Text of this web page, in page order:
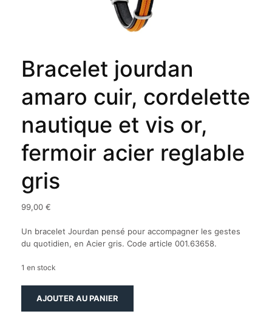
Bracelet jourdan
amaro cuir, cordelette
nautique et vis or,
fermoir acier reglable
gris
99,00 €
Un bracelet Jourdan pensé pour accompagner les gestes
du quotidien, en Acier gris. Code article 001.63658.
1 en stock
AJOUTER AU PANIER